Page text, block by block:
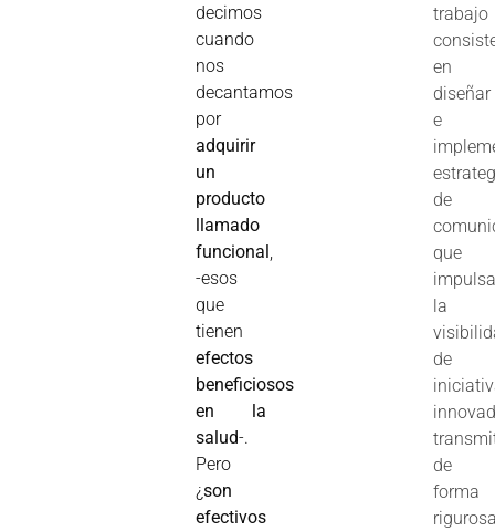
decimos
cuando
nos
decantamos
por
adquirir
un
producto
llamado
funcional
-esos
que
tienen
efectos
beneficiosos
en la
salud-.
Pero
¿son
efectivos
trabajo
en
diseñar
e
de
que
la
de
de
forma